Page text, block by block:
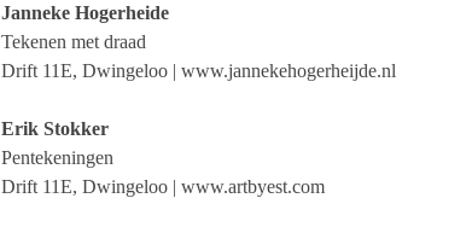
Janneke Hogerheide
Tekenen met draad
Drift 11E, Dwingeloo | www.jannekehogerheijde.nl
Erik Stokker
Pentekeningen
Drift 11E, Dwingeloo | www.artbyest.com